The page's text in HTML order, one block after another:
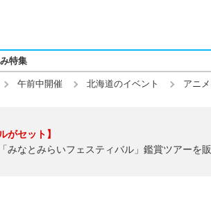
特集
午前中開催 北海道のイベント アニ
がセット】
みなとみらいフェスティバル」鑑賞ツアーを